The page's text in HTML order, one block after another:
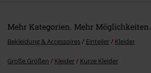
Mehr Kategorien. Mehr Möglichkeiten.
Bekleidung & Accessoires Einteiler Kleider
Große Größen Kleider Kurze Kleider